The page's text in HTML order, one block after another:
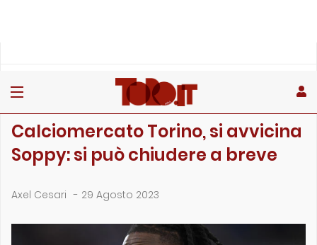
Calciomercato Torino, si avvicina
Soppy: si può chiudere a breve
Axel Cesari - 29 Agosto 2023